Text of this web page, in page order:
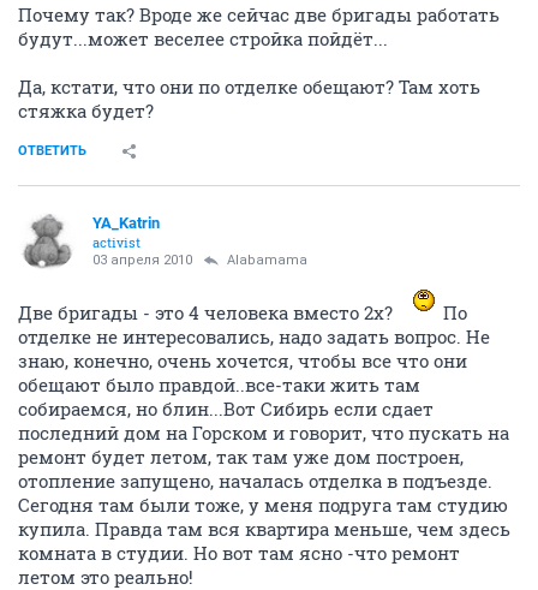
Почему так? Вроде же сейчас две бригады работать
будут...может веселее стройка пойдёт...
Да, кстати, что они по отделке обещают? Там хоть
стяжка будет?
ОТВЕТИТЬ
YA_Katrin
activist
03 апреля 2010 Alabamama
Две бригады - это 4 человека вместо 2х?
По
отделке не интересовались, надо задать вопрос. Не
знаю, конечно, очень хочется, чтобы все что они
обещают было правдой..все-таки жить там
собираемся, но блин...Вот Сибирь если сдает
последний дом на Горском и говорит, что пускать на
ремонт будет летом, так там уже дом построен,
отопление запущено, началась отделка в подъезде.
Сегодня там были тоже, у меня подруга там студию
купила. Правда там вся квартира меньше, чем здесь
комната в студии. Но вот там ясно -что ремонт
летом это реально!